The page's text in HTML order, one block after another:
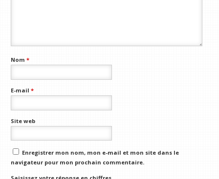
Nom*
E-mail*
Site web
Enregistrer mon nom, mon e-mail et mon site dans le
navigateur pour mon prochain commentaire.